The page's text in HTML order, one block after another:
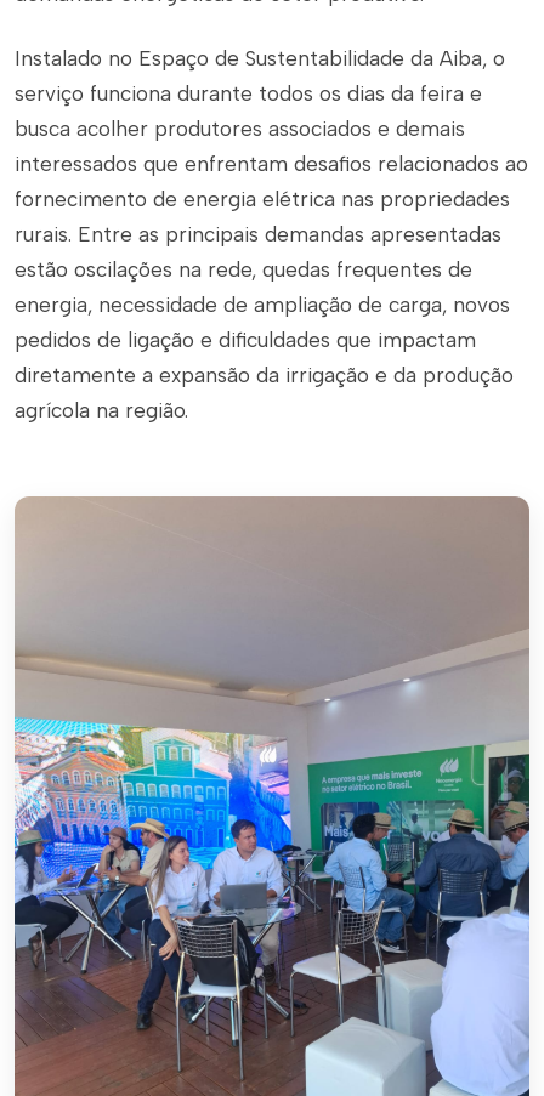
Instalado no Espaço de Sustentabilidade da Aiba, o
serviço funciona durante todos os dias da feira e
busca acolher produtores associados e demais
interessados que enfrentam desafios relacionados ao
fornecimento de energia elétrica nas propriedades
rurais. Entre as principais demandas apresentadas
estão oscilações na rede, quedas frequentes de
energia, necessidade de ampliação de carga, novos
pedidos de ligação e dificuldades que impactam
diretamente a expansão da irrigação e da produção
agrícola na região.